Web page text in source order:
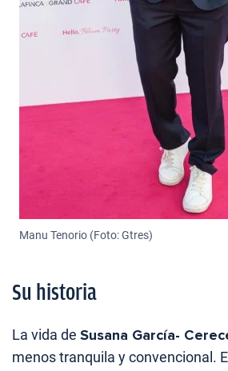
Manu Tenorio (Foto: Gtres)
Su historia
La vida de Susana García-
menos tranquila y convencional.